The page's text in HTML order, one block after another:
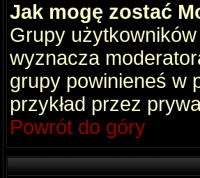
Jak mogę zostać
Grupy
wyznacza
grupy powinieneś w
przykład przez
Powrót do góry